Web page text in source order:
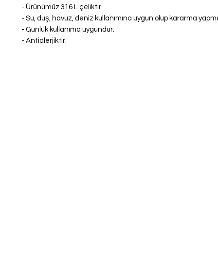
- Ürünümüz 316 L çeliktir.
- Su, duş, havuz, deniz kullanımına uygun olup kararma
- Günlük kullanıma uygundur.
- Antialerjiktir.